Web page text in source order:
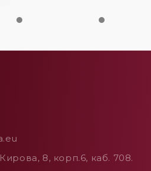
8, корп.6, каб. 708.